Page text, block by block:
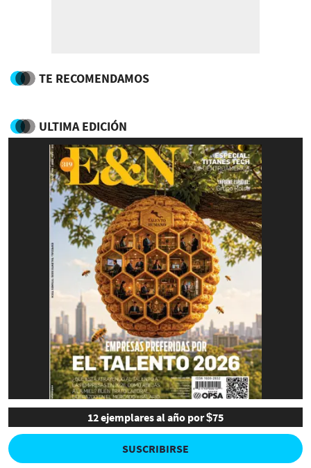
TE RECOMENDAMOS
ULTIMA EDICIÓN
12 ejemplares al año por $75
SUSCRIBIRSE